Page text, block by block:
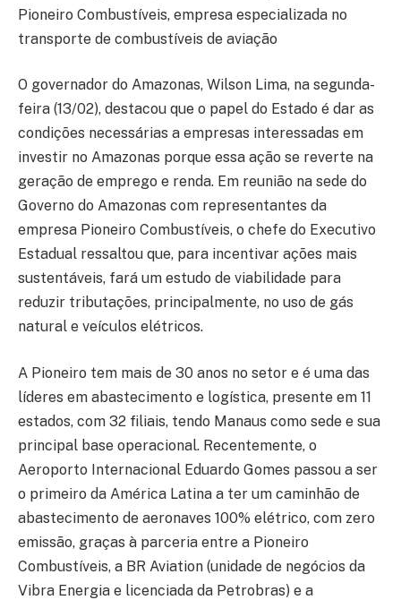
Pioneiro Combustíveis, empresa especializada no
transporte de combustíveis de aviação
O governador do Amazonas, Wilson Lima, na segunda-
feira (13/02), destacou que o papel do Estado é dar as
condições necessárias a empresas interessadas em
investir no Amazonas porque essa ação se reverte na
geração de emprego e renda. Em reunião na sede do
Governo do Amazonas com representantes da
empresa Pioneiro Combustíveis, o chefe do Executivo
Estadual ressaltou que, para incentivar ações mais
sustentáveis, fará um estudo de viabilidade para
reduzir tributações, principalmente, no uso de gás
natural e veículos elétricos.
A Pioneiro tem mais de 30 anos no setor e é uma das
líderes em abastecimento e logística, presente em 11
estados, com 32 filiais, tendo Manaus como sede e sua
principal base operacional. Recentemente, o
Aeroporto Internacional Eduardo Gomes passou a ser
o primeiro da América Latina a ter um caminhão de
abastecimento de aeronaves 100% elétrico, com zero
emissão, graças à parceria entre a Pioneiro
Combustíveis, a BR Aviation (unidade de negócios da
Vibra Energia e licenciada da Petrobras) e a